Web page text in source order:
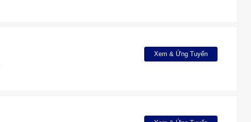
Xem & Ứng Tuyển